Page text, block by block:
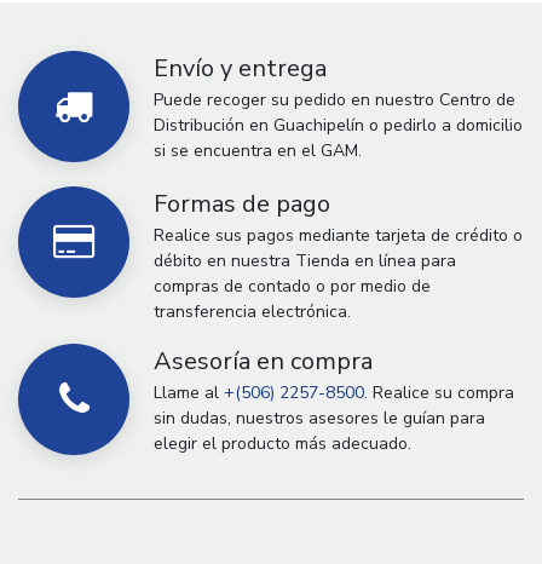
Envío y entrega
Puede recoger su pedido en nuestro Centro de
Distribución en Guachipelín o pedirlo a domicilio
si se encuentra en el GAM.
Formas de pago
Realice sus pagos mediante tarjeta de crédito o
débito en nuestra Tienda en línea para
compras de contado o por medio de
transferencia electrónica.
Asesoría en compra
Llame al +(506) 2257-8500. Realice su compra
sin dudas, nuestros asesores le guían para
elegir el producto más adecuado.